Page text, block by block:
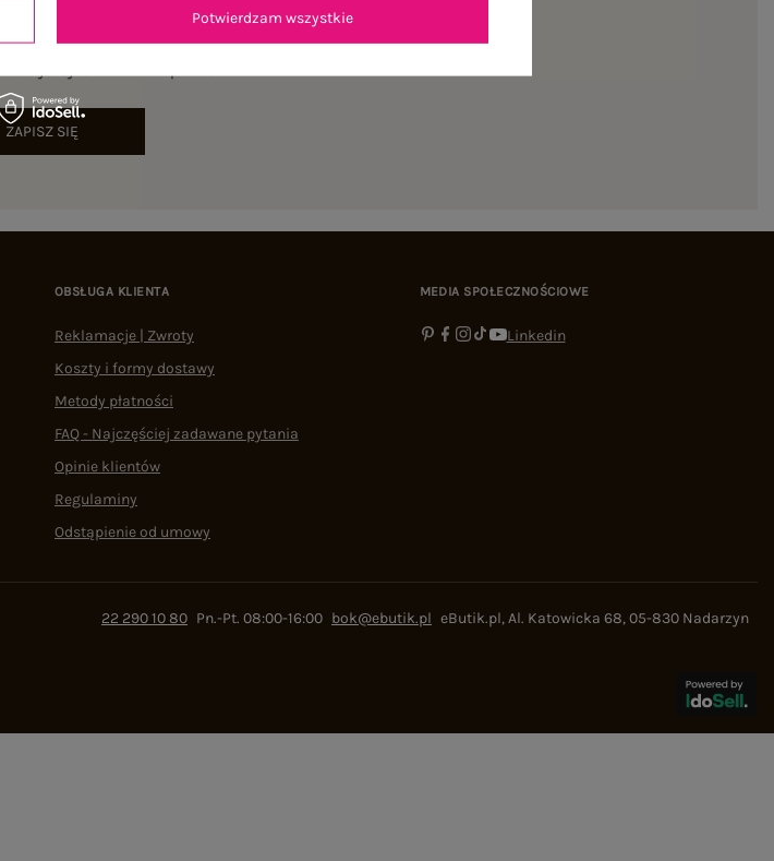
ZAPISZ SIĘ
OBSŁUGA KLIENTA
Reklamacje | Zwroty
Koszty i formy dostawy
Metody płatności
FAQ - Najczęściej zadawane pytania
Opinie klientów
Regulaminy
Odstąpienie od umowy
MEDIA SPOŁECZNOŚCIOWE
Linkedin
22 290 10 80 Pn.-Pt. 08:00-16:00 bok@ebutik.pl eButik.pl,Al. Katowicka 68,05-830 Nadarzyn
Potwierdzam wszystkie